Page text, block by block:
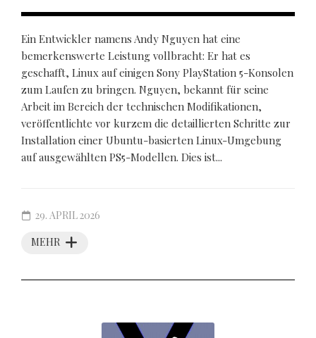
Ein Entwickler namens Andy Nguyen hat eine
bemerkenswerte Leistung vollbracht: Er hat es
geschafft, Linux auf einigen Sony PlayStation 5-Konsolen
zum Laufen zu bringen. Nguyen, bekannt für seine
Arbeit im Bereich der technischen Modifikationen,
veröffentlichte vor kurzem die detaillierten Schritte zur
Installation einer Ubuntu-basierten Linux-Umgebung
auf ausgewählten PS5-Modellen. Dies ist...
MEHR
29. APRIL 2026